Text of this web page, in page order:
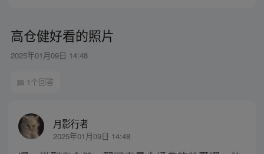
高仓健好看的照片
2025年01月09日 14:48
1个回答
月影行者
2025年01月09日 14:48